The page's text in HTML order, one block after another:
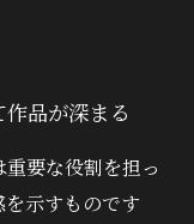
品が深まる
要な役割を担っ
示すものです